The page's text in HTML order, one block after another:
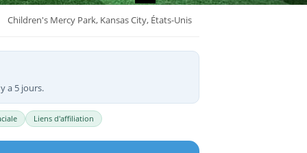
Children's Mercy Park, Kansas City, États-Unis
a 5 jours.
Liens d'affiliation